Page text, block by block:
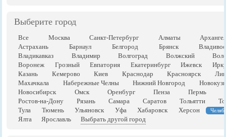
Выберите город
Все Москва Санкт-Петербург Алматы
Астрахань
Барнаул Белгород Брянск
Владикавказ
Владимир Волгоград Волжский
Воронеж
Грозный Евпатория Екатеринбург Ижевск
Казань
Кемерово Киев Краснодар Красноярск
Махачкала
Набережные Челны Нижний Новгород
Новосибирск
Омск Оренбург Пенза Пермь
Ростов-на-Дону
Рязань Самара Саратов Тольятти
Тула
Тюмень Ульяновск Уфа Хабаровск Херсон
Ялта Ярославль Выбрать другой город